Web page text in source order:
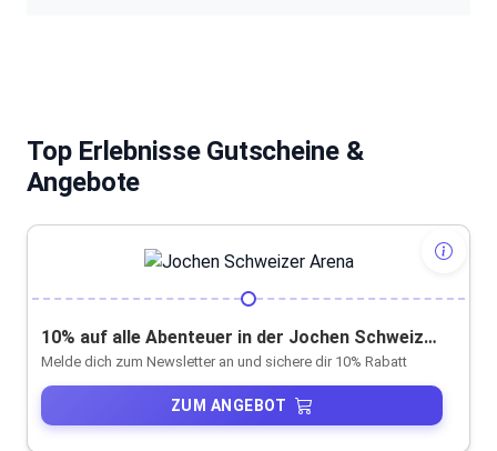
Top Erlebnisse Gutscheine &
Angebote
10% auf alle Abenteuer in der Jochen Schweizer Arena
Melde dich zum Newsletter an und sichere dir 10% Rabatt
ZUM ANGEBOT